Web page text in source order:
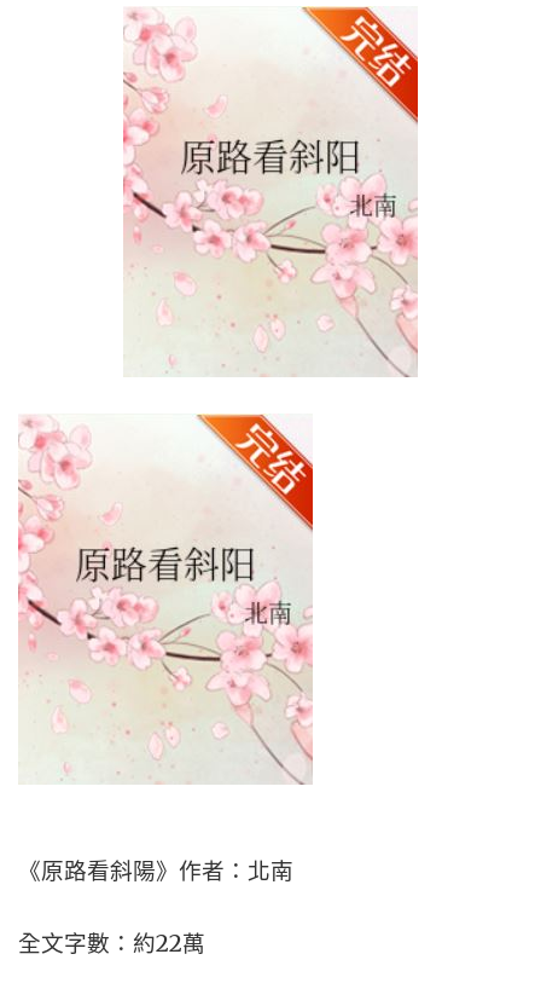
《原路看斜陽》作者：北南
全文字數：約22萬